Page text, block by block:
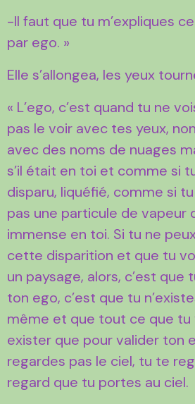
-Il faut que tu m’expliques
par ego. »
Elle s’allongea, les yeux
« L’ego, c’est quand tu ne
pas le voir avec tes yeux,
avec des noms de nuages
s’il était en toi et comme si
disparu, liquéfié, comme si
pas une particule de vapeur
immense en toi. Si tu ne
cette disparition et que tu
un paysage, alors, c’est que
ton ego, c’est que tu
même et que tout ce que tu
exister que pour valider ton
regardes pas le ciel, tu te
regard que tu portes au ciel.